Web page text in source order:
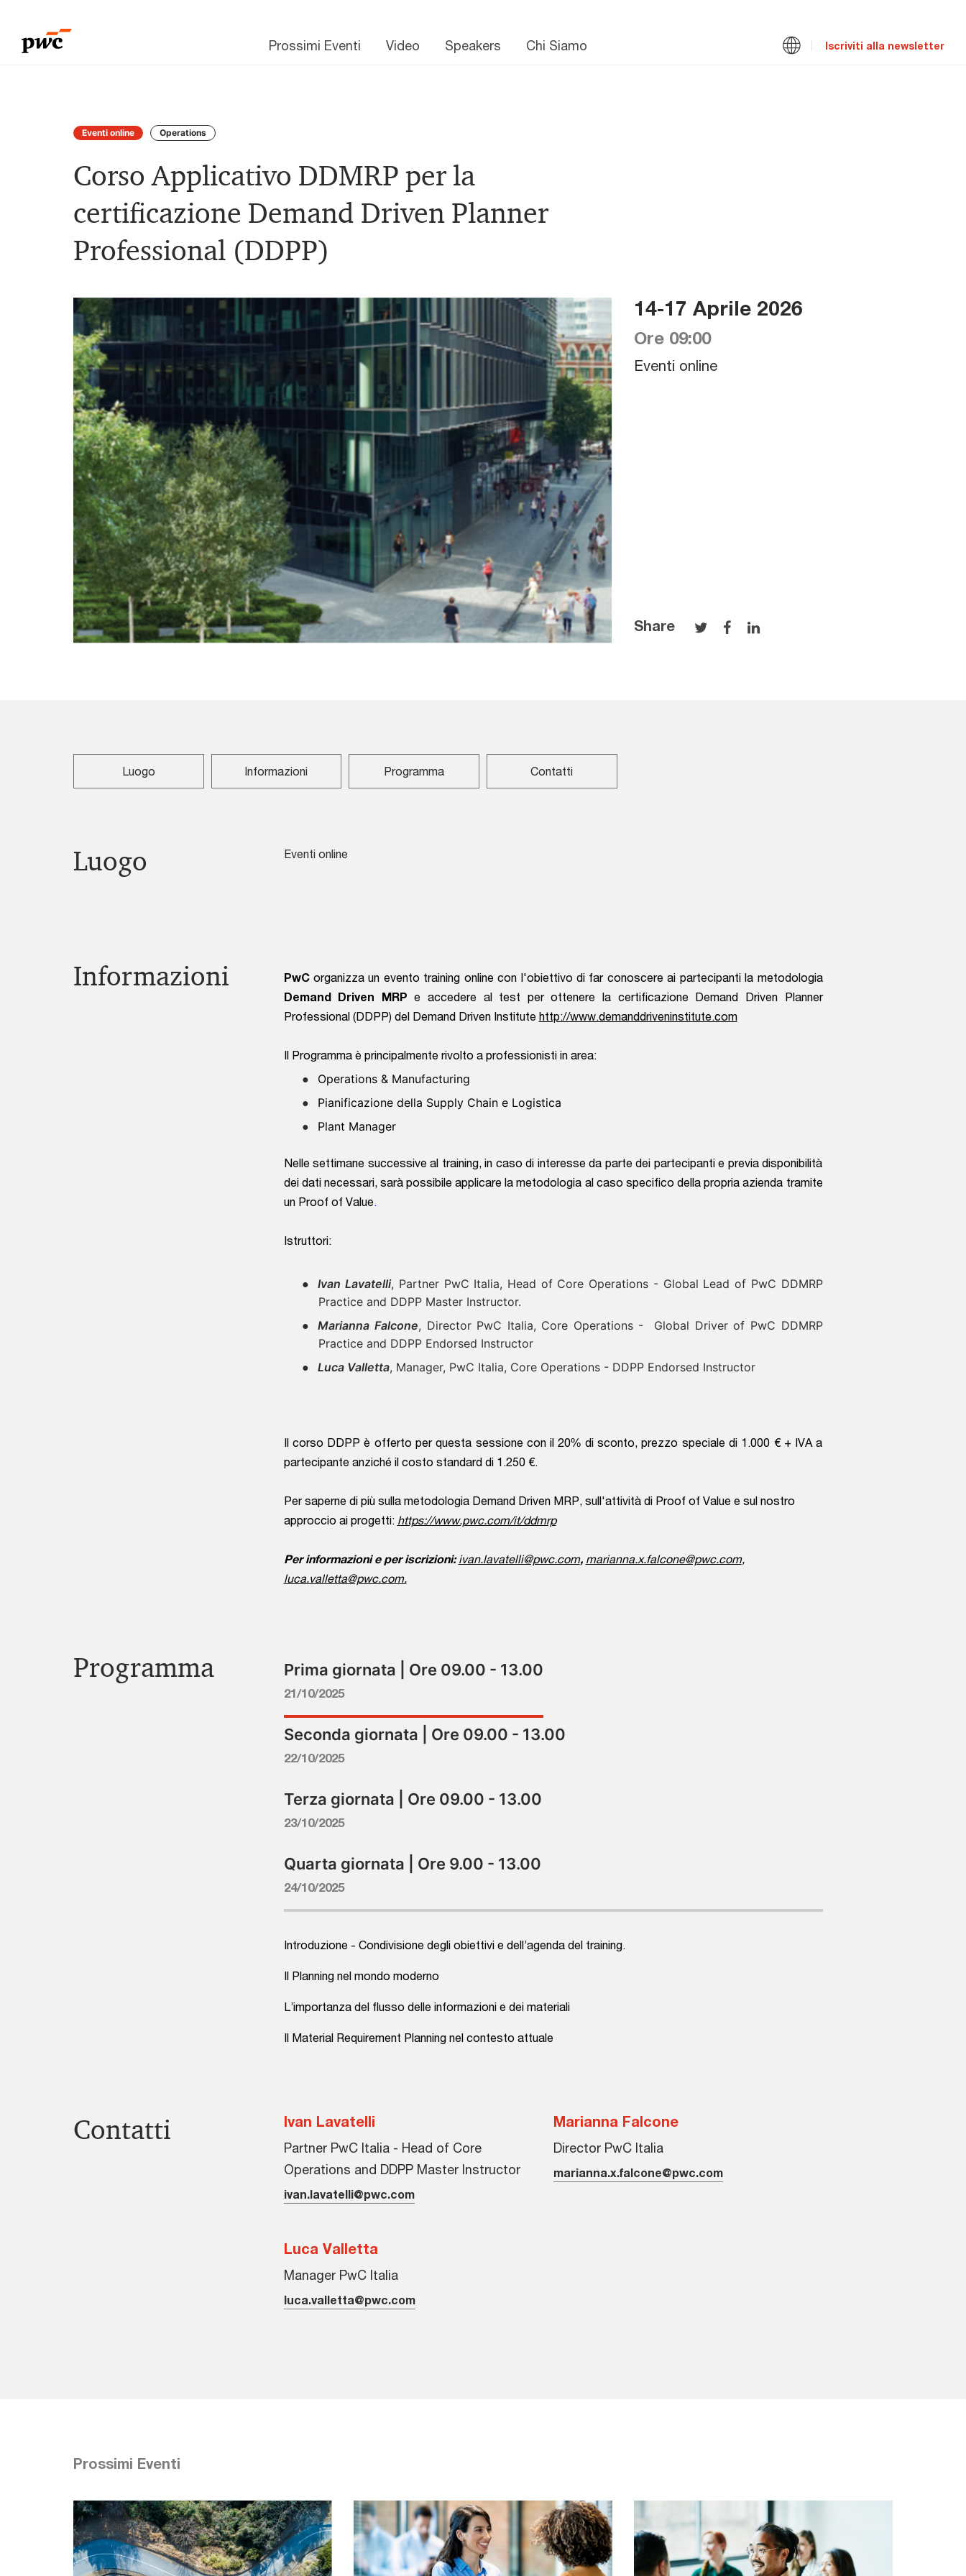
Prossimi Eventi Video Speakers Chi Siamo Iscriviti alla newsletter
Eventi online Operations
Corso Applicativo DDMRP per la
certificazione Demand Driven Planner
Professional (DDPP)
14-17 Aprile 2026
Ore 09:00
Eventi online
Share
Luogo Informazioni Programma Contatti
Luogo Eventi online
Informazioni PwCorganizza un evento training online con l'obiettivo di far conoscere ai partecipanti la metodologia
Demand Driven MRP e accedere al test per ottenere la certificazione Demand Driven Planner
Professional (DDPP) del Demand Driven Institute http://www.demanddriveninstitute.com
Il Programma è principalmente rivolto a professionisti in area:
Operations & Manufacturing
Pianificazione della Supply Chain e Logistica
Plant Manager
Nelle settimane successive al training, in caso di interesse da parte dei partecipanti e previa disponibilità
dei dati necessari, sarà possibile applicare la metodologia al caso specifico della propria azienda tramite
un Proof of Value
Istruttori:
Ivan Lavatelli, Partner PwC Italia, Head of Core Operations - Global Lead of PwC DDMRP
Practice and DDPP Master Instructor.
Marianna Falcone, Director PwC Italia, Core Operations - Global Driver of PwC DDMRP
Practice and DDPP Endorsed Instructor
Luca Valletta, Manager, PwC Italia, Core Operations - DDPP Endorsed Instructor
Il corso DDPP è offerto per questa sessione con il 20% di sconto, prezzo speciale di 1.000 € + IVA a
partecipante anziché il costo standard di 1.250 €.
Per saperne di più sulla metodologia Demand Driven MRP, sull'attività di Proof of Value e sul nostro
approccio ai progetti: https://www.pwc.com/it/ddmrp
Per informazioni e per iscrizioni:ivan.lavatelli@pwc.com, marianna.x.falcone@pwc.com,
luca.valletta@pwc.com.
Programma Prima giornata | Ore 09.00 - 13.00
21/10/2025
Seconda giornata | Ore 09.00 - 13.00
22/10/2025
Terza giornata | Ore 09.00 - 13.00
23/10/2025
Quarta giornata | Ore 9.00 - 13.00
24/10/2025
Introduzione - Condivisione degli obiettivi e dell’agenda del training.
Il Planning nel mondo moderno
L’importanza del flusso delle informazioni e dei materiali
Il Material Requirement Planning nel contesto attuale
Contatti Ivan Lavatelli
Partner PwC Italia - Head of Core
Operations and DDPP Master Instructor
ivan.lavatelli@pwc.com
Marianna Falcone
Director PwC Italia
marianna.x.falcone@pwc.com
Luca Valletta
Manager PwC Italia
luca.valletta@pwc.com
Prossimi Eventi